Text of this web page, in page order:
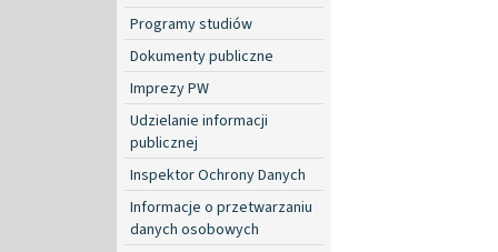
Programy studiów
Dokumenty publiczne
Imprezy PW
Udzielanie informacji
publicznej
Inspektor Ochrony Danych
Informacje o przetwarzaniu
danych osobowych